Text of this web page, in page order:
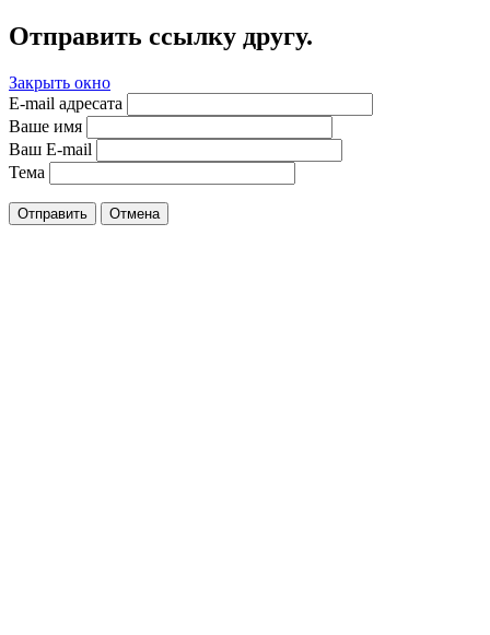
Отправить ссылку другу.
Закрыть окно
E-mail адресата
Ваше имя
Ваш E-mail
Тема
Отправить Отмена